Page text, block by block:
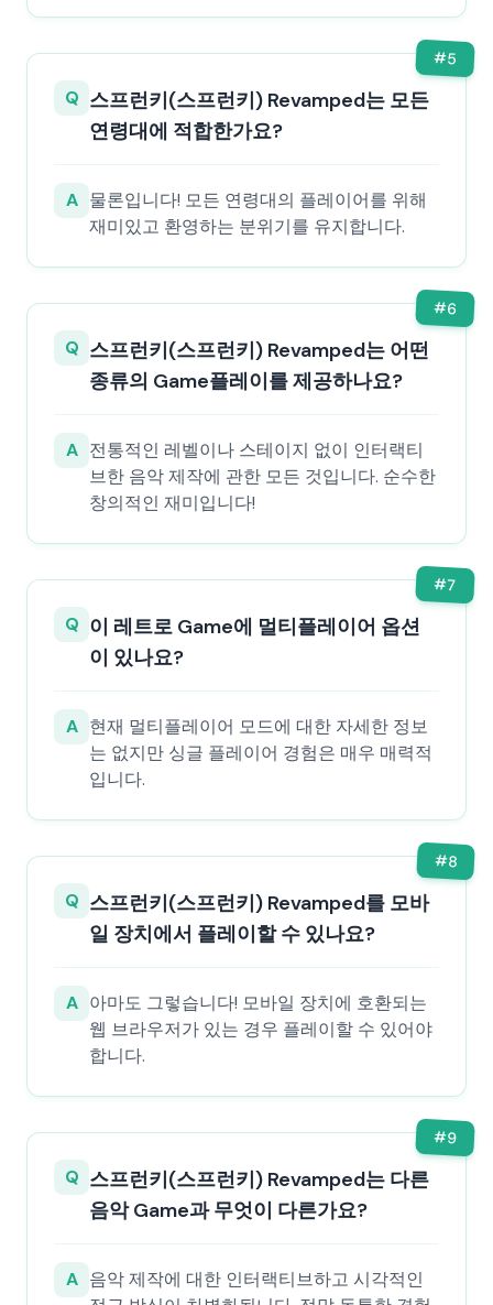
#5
Q 스프런키(스프런키) Revamped는 모든
연령대에 적합한가요?
A 물론입니다! 모든 연령대의 플레이어를 위해
재미있고 환영하는 분위기를 유지합니다.
#6
Q 스프런키(스프런키) Revamped는 어떤
종류의 Game플레이를 제공하나요?
A 전통적인 레벨이나 스테이지 없이 인터랙티
브한 음악 제작에 관한 모든 것입니다. 순수한
창의적인 재미입니다!
#7
Q 이 레트로 Game에 멀티플레이어 옵션
이 있나요?
A 현재 멀티플레이어 모드에 대한 자세한 정보
는 없지만 싱글 플레이어 경험은 매우 매력적
입니다.
#8
Q 스프런키(스프런키) Revamped를 모바
일 장치에서 플레이할 수 있나요?
A 아마도 그렇습니다! 모바일 장치에 호환되는
웹 브라우저가 있는 경우 플레이할 수 있어야
합니다.
#9
Q 스프런키(스프런키) Revamped는 다른
음악 Game과 무엇이 다른가요?
A 음악 제작에 대한 인터랙티브하고 시각적인